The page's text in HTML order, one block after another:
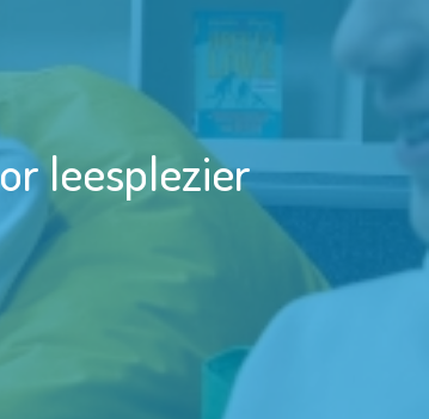
leesplezier